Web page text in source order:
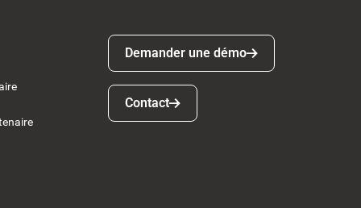
Demander une démo
Demander une démo
Contact
Contact